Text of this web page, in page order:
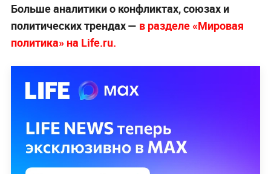
Больше аналитики о конфликтах, союзах и
политических трендах — в разделе «Мировая
политика» на Life.ru.